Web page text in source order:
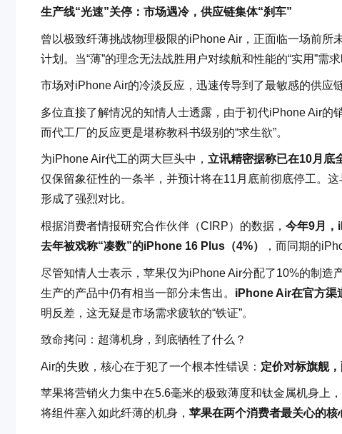
生产线“光速”关停：市场遇冷，供应链集体“刹车”
曾以极致纤薄挑战物理极限的iPhone Air，正面临一场前
计划。当“薄”的理念无法战胜用户对续航和性能的“实用”需
市场对iPhone Air的冷淡反应，迅速传导到了最敏感的供应
多位直接了解情况的知情人士透露，由于初代iPhone Air的
而代工厂的反应更是堪称教科书级别的“求生欲”。
为iPhone Air代工的两大巨头中， 立讯精密据称已在10月底
仅保留象征性的一条半，并预计将在11月底前彻底停工。
形成了强烈对比。
根据消费者情报研究合作伙伴（CIRP）的数据， 今年9月，
去年被戏称“凑数”的iPhone 16 Plus（4%）
，而同期的
尽管知情人士表示，苹果仅为iPhone Air分配了10%的制
生产的产品中仍有相当一部分未售出。 iPhone Air在官方渠
明反差，这无疑是市场需求疲软的“铁证”。
致命拷问：超薄机身，到底牺牲了什么？
Air的失败，核心在于犯了一个根本性错误： 定价对标旗舰，
苹果将营销火力集中在5.6毫米的极致薄度和钛金属机身上
将组件塞入如此纤薄的机身， 苹果在两个消费者最关心的核